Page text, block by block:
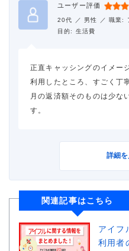
金利
借入事実の把握
重視した点
ユーザー評価
20代 ／ 男性 ／ 職業:
目的: 生活費
正直キャッシングのイメー
利用したところ、すごく丁
月の返済額そのものは少な
す。
金利
審査時間
詳細を
関連記事はこちら
アイフ
利用者